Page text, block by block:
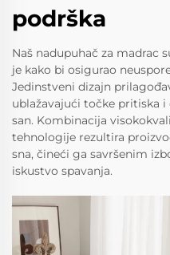
podrška
Naš nadupuhač za madrac
je kako bi osigurao
Jedinstveni dizajn
ublažavajući točke pritiska
san. Kombinacija
tehnologije rezultira
sna, čineći ga savršenim
iskustvo spavanja.